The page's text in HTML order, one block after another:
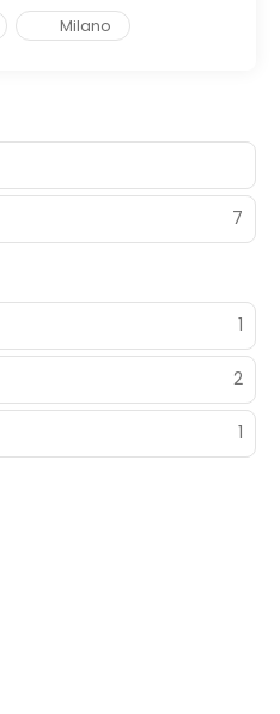
Milano
7
1
2
1